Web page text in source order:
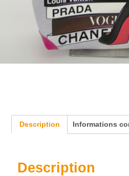
Description Informations
Description